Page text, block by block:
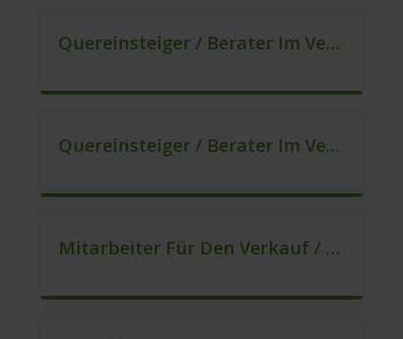
Quereinsteiger / Berater Im Vertrieb, Keine Zeitarbeit! (m/w/d)
Quereinsteiger / Berater Im Vertrieb – Ab Sofort (m/w/d)
Mitarbeiter Für Den Verkauf / Quereinsteiger (m/w/d)